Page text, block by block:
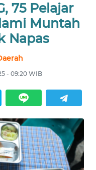
75 Pelajar
Muntah
Napas
- 09:20 WIB